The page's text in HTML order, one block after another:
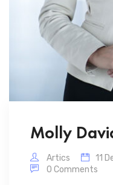
Molly
Artics
11
0 Comments